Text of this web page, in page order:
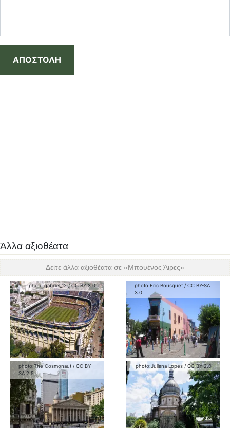
ΑΠΟΣΤΟΛΗ
Άλλα αξιοθέατα
Δείτε άλλα αξιοθέατα σε «Μπουένος Άιρες»
photo:gabriel_12 /CC BY 3.0 photo:Eric Bousquet / CC BY-SA
3.0
photo:The Cosmonaut / CC BY-
SA 2.5
photo:Juliana Lopes / CC BY 2.0